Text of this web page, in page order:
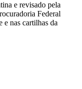
e revisado pela
Federal
e nas cartilhas da